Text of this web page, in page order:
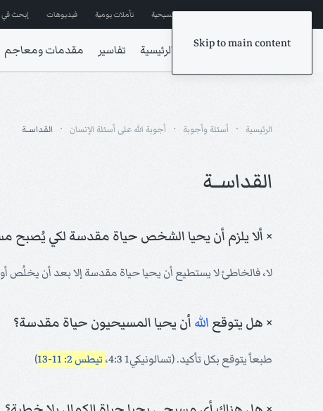
Skip to main content
إشترك في المراسلات ترانيم مسيحية تأملات يومية فيديوهات إبحث في
الرئيسية تفاسير مقدمات ومعاجم
الرئيسية أسئلة وأجوبة أجوبة الله على أسئلة الإنسان القداســة
القداســة
× ألا يلزم أن يحيا الشخص حياة مقدسة لكي يُصبح
لا، فالخاطئ لا يستطيع أن يحيا حياة مقدسة إلا بعد أن يخلُص
× هل يتوقع الله أن يحيا المسيحيون حياة مقدسة؟
طبعاً يتوقع بكل تأكيد. (تسالونيكي1 4:3، تيطس 2: 11-13 )